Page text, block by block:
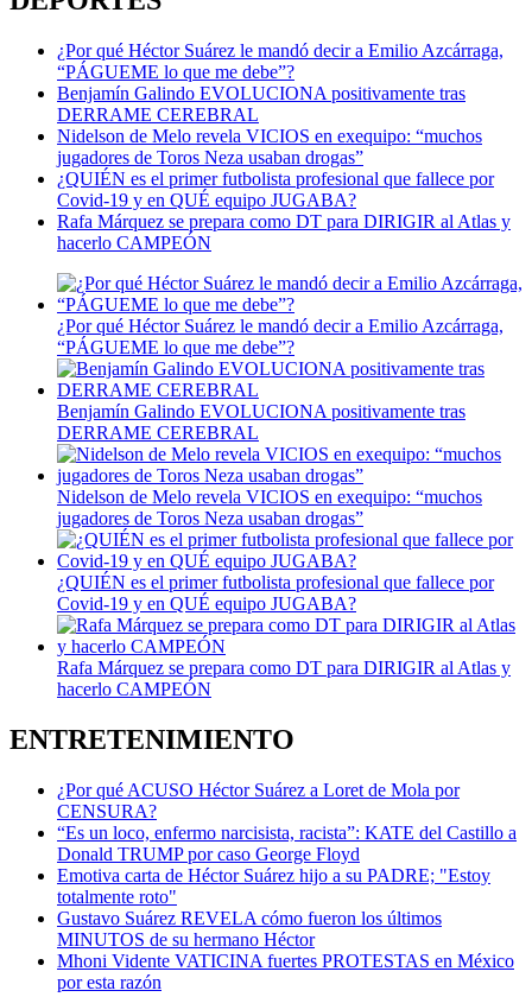
¿Por qué Héctor Suárez le mandó decir a Emilio Azcárraga,
“PÁGUEME lo que me debe”?
Benjamín Galindo EVOLUCIONA positivamente tras
DERRAME CEREBRAL
Nidelson de Melo revela VICIOS en exequipo: “muchos
jugadores de Toros Neza usaban drogas”
¿QUIÉN es el primer futbolista profesional que fallece por
Covid-19 y en QUÉ equipo JUGABA?
Rafa Márquez se prepara como DT para DIRIGIR al Atlas y
hacerlo CAMPEÓN
¿Por qué Héctor Suárez le mandó decir a Emilio Azcárraga,
“PÁGUEME lo que me debe”?
Benjamín Galindo EVOLUCIONA positivamente tras
DERRAME CEREBRAL
Nidelson de Melo revela VICIOS en exequipo: “muchos
jugadores de Toros Neza usaban drogas”
¿QUIÉN es el primer futbolista profesional que fallece por
Covid-19 y en QUÉ equipo JUGABA?
Rafa Márquez se prepara como DT para DIRIGIR al Atlas y
hacerlo CAMPEÓN
ENTRETENIMIENTO
¿Por qué ACUSO Héctor Suárez a Loret de Mola por
CENSURA?
“Es un loco, enfermo narcisista, racista”: KATE del Castillo a
Donald TRUMP por caso George Floyd
Emotiva carta de Héctor Suárez hijo a su PADRE; "Estoy
totalmente roto"
Gustavo Suárez REVELA cómo fueron los últimos
MINUTOS de su hermano Héctor
Mhoni Vidente VATICINA fuertes PROTESTAS en México
por esta razón